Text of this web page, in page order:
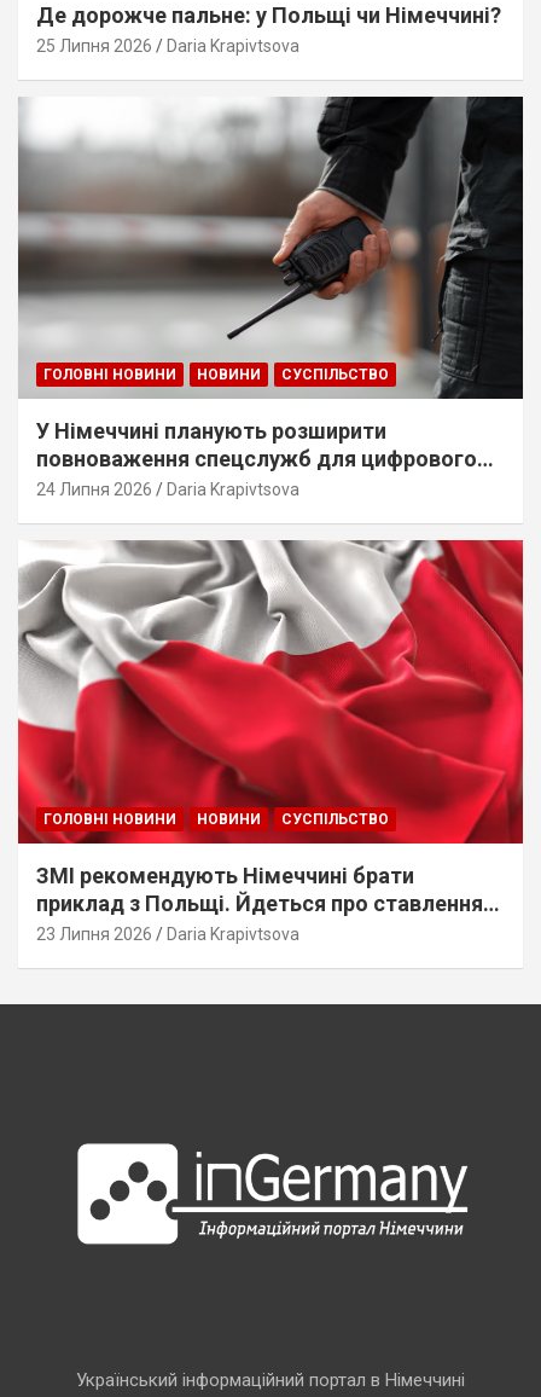
Де дорожче пальне: у Польщі чи Німеччині?
25 Липня 2026 Daria Krapivtsova
ГОЛОВНІ НОВИНИ НОВИНИ СУСПІЛЬСТВО
У Німеччині планують розширити
повноваження спецслужб для цифрового
стеження
24 Липня 2026 Daria Krapivtsova
ГОЛОВНІ НОВИНИ НОВИНИ СУСПІЛЬСТВО
ЗМІ рекомендують Німеччині брати
приклад з Польщі. Йдеться про ставлення
до українців
23 Липня 2026 Daria Krapivtsova
Український інформаційний портал в Німеччині